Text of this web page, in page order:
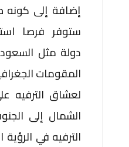
إضافة إلى كونه
ستوفر فرصا
دولة مثل
المقومات
لعشاق الترفيه
الشمال إلى
الترفيه في